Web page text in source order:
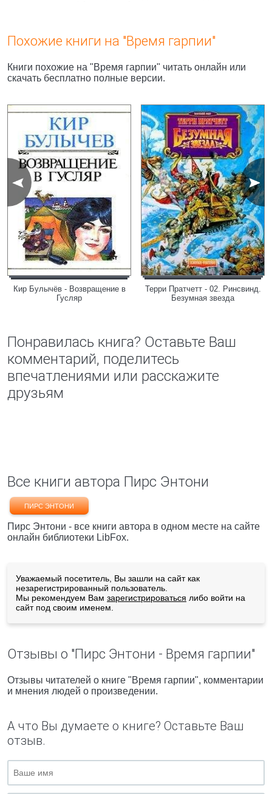
Похожие книги на "Время гарпии"
Книги похожие на "Время гарпии" читать онлайн или
скачать бесплатно полные версии.
Кир Булычёв - Возвращение в
Гусляр
Терри Пратчетт - 02. Ринсвинд.
Безумная звезда
Понравилась книга? Оставьте Ваш
комментарий, поделитесь
впечатлениями или расскажите
друзьям
Все книги автора Пирс Энтони
ПИРС ЭНТОНИ
Пирс Энтони - все книги автора в одном месте на сайте
онлайн библиотеки LibFox.
Уважаемый посетитель, Вы зашли на сайт как
незарегистрированный пользователь.
Мы рекомендуем Вам зарегистрироваться либо войти на
сайт под своим именем.
Отзывы о "Пирс Энтони - Время гарпии"
Отзывы читателей о книге "Время гарпии", комментарии
и мнения людей о произведении.
А что Вы думаете о книге? Оставьте Ваш
отзыв.